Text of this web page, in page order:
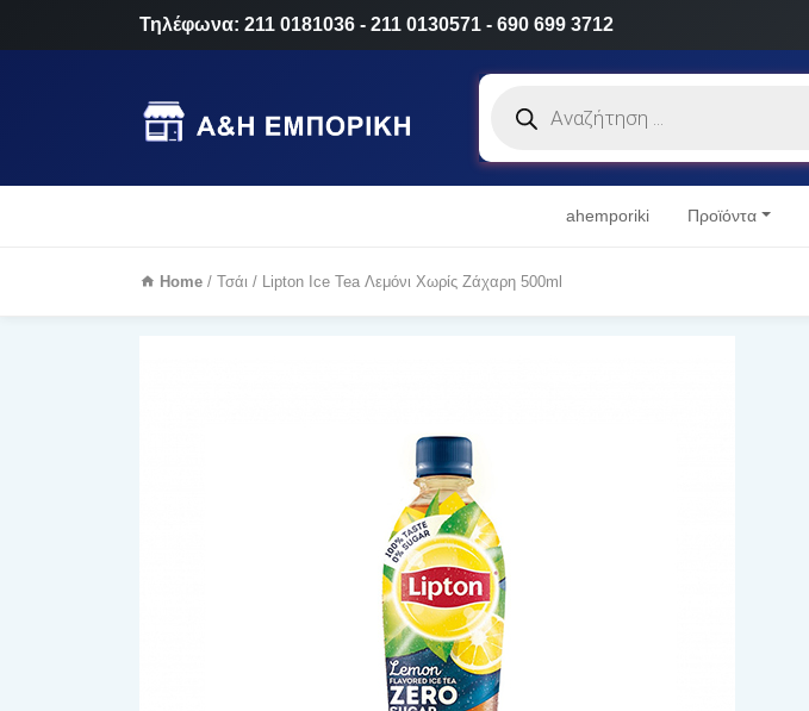
Τηλέφωνα: 211 0181036 - 211 0130571 - 690 699 3712
search
ahemporiki Προϊόντα
Home / Τσάι / Lipton Ice Tea Λεμόνι Χωρίς Ζάχαρη 500ml